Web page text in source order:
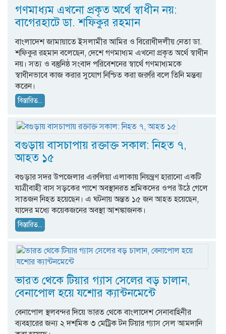
গণমাধ্যম এখনো প্রকৃত অর্থে স্বাধীন নয়:
বাগেরহাটে ডা. শফিকুর রহমান
বাংলাদেশ জামায়াতে ইসলামীর আমির ও বিরোধীদলীয় নেতা ডা.
শফিকুর রহমান বলেছেন, দেশে গণমাধ্যম এখনো প্রকৃত অর্থে স্বাধীন
নয়। সত্য ও বস্তুনিষ্ঠ সংবাদ পরিবেশনের স্বার্থে গণমাধ্যমকে
স্বাধীনভাবে কাজ করার সুযোগ নিশ্চিত করা জরুরি বলে তিনি মন্তব্য
করেন।
বিস্তারিত...
বগুড়ায় বাসচাপায় রক্তাক্ত সকাল: নিহত ৭,
আহত ১৫
বগুড়ার সদর উপজেলার এরুলিয়া এলাকায় নিয়ন্ত্রণ হারানো একটি
যাত্রীবাহী বাস সড়কের পাশে অবস্থানরত শ্রমিকদের ওপর উঠে গেলে
সাতজন নিহত হয়েছেন। এ ঘটনায় অন্তত ১৫ জন আহত হয়েছেন,
যাদের মধ্যে কয়েকজনের অবস্থা আশঙ্কাজনক।
বিস্তারিত...
ভারত থেকে টিয়ার গ্যাস সেলের বড় চালান,
বেনাপোল হয়ে যশোর ক্যান্টনমেন্টে
বেনাপোল স্থলবন্দর দিয়ে ভারত থেকে বাংলাদেশ সেনাবাহিনীর
ব্যবহারের জন্য ২ দশমিক ৩ মেট্রিক টন টিয়ার গ্যাস সেল আমদানি